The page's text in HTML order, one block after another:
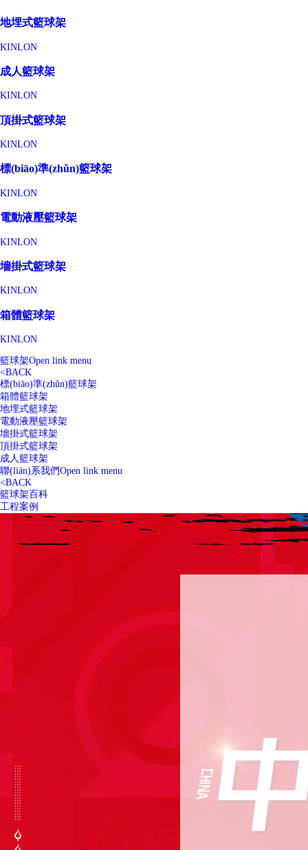
地埋式籃球架
KINLON
成人籃球架
KINLON
頂掛式籃球架
KINLON
標(biāo)準(zhǔn)籃球架
KINLON
電動液壓籃球架
KINLON
墻掛式籃球架
KINLON
箱體籃球架
KINLON
籃球架Open link menu
<BACK
標(biāo)準(zhǔn)籃球架
箱體籃球架
地埋式籃球架
電動液壓籃球架
墻掛式籃球架
頂掛式籃球架
成人籃球架
聯(lián)系我們Open link menu
<BACK
籃球架百科
工程案例